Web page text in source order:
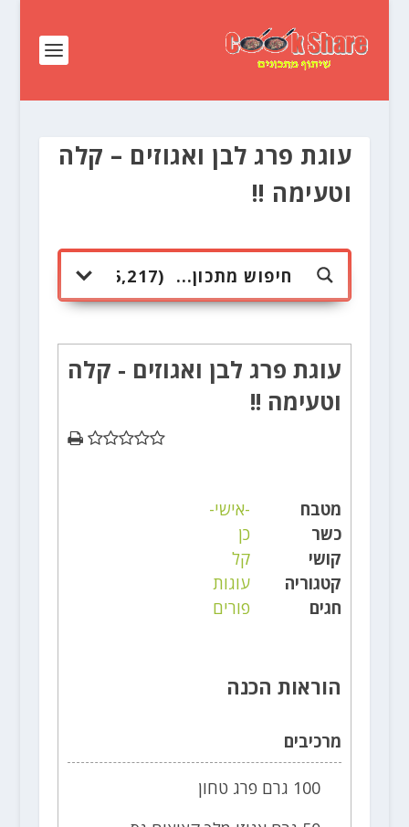
עוגת פרג לבן ואגוזים – קלה
וטעימה !!
עוגת פרג לבן ואגוזים - קלה
וטעימה !!
מטבח
-אישי-
כשר
כן
קושי
קל
קטגוריה
עוגות
חגים
פורים
הוראות הכנה
מרכיבים
100 גרם פרג טחון